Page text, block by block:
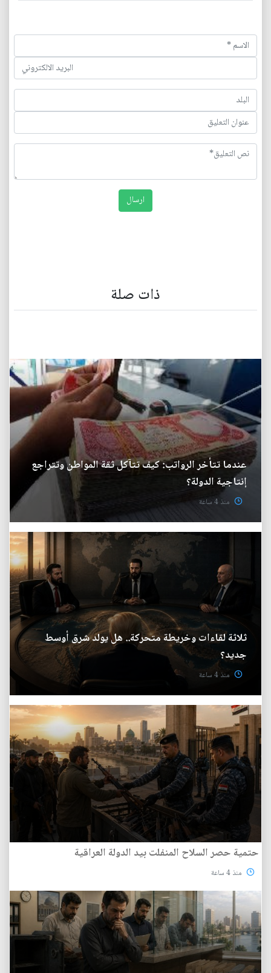
ذات صلة
عندما تتأخر الرواتب: كيف تتآكل ثقة المواطن وتتراجع
إنتاجية الدولة؟
منذ 4 ساعة
ثلاثة لقاءات وخريطة متحركة.. هل يولد شرق أوسط
جديد؟
منذ 4 ساعة
حتمية حصر السلاح المنفلت بيد الدولة العراقية
منذ 4 ساعة